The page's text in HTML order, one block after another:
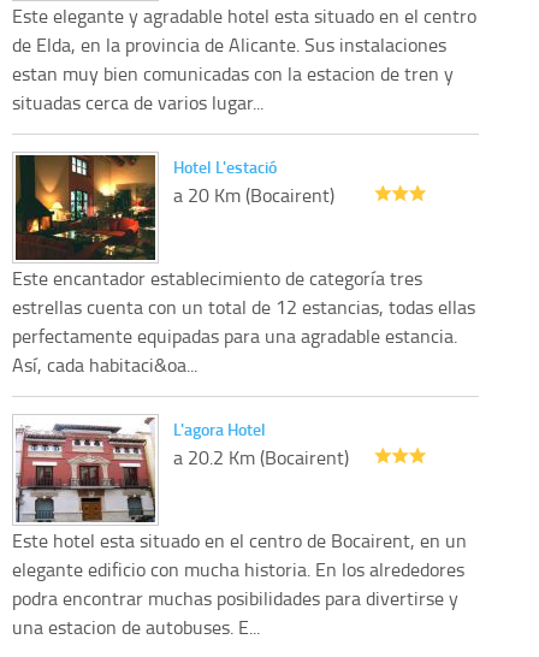
Este elegante y agradable hotel esta situado en el centro
de Elda, en la provincia de Alicante. Sus instalaciones
estan muy bien comunicadas con la estacion de tren y
situadas cerca de varios lugar...
Hotel L'estació
a 20 Km (Bocairent)
Este encantador establecimiento de categoría tres
estrellas cuenta con un total de 12 estancias, todas ellas
perfectamente equipadas para una agradable estancia.
Así, cada habitaci&oa...
L'agora Hotel
a 20.2 Km (Bocairent)
Este hotel esta situado en el centro de Bocairent, en un
elegante edificio con mucha historia. En los alrededores
podra encontrar muchas posibilidades para divertirse y
una estacion de autobuses. E...